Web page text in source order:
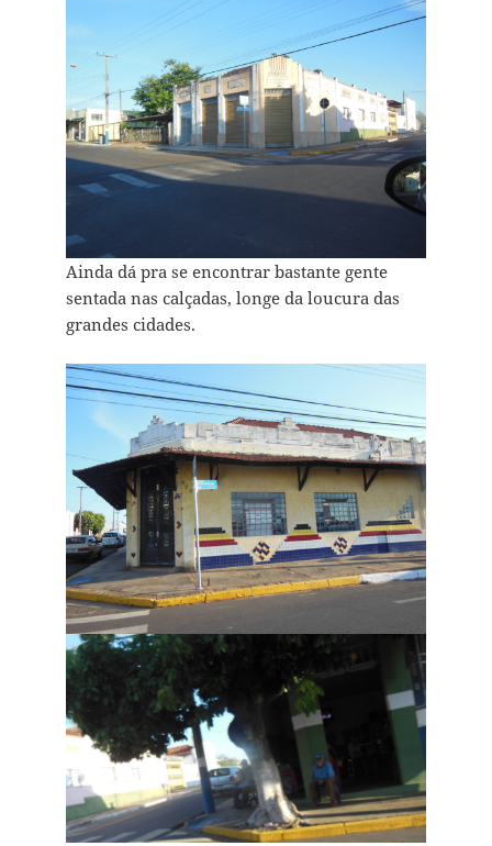
Ainda dá pra se encontrar bastante gente
sentada nas calçadas, longe da loucura das
grandes cidades.